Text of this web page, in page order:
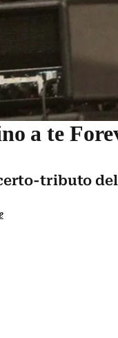
a te
tributo del